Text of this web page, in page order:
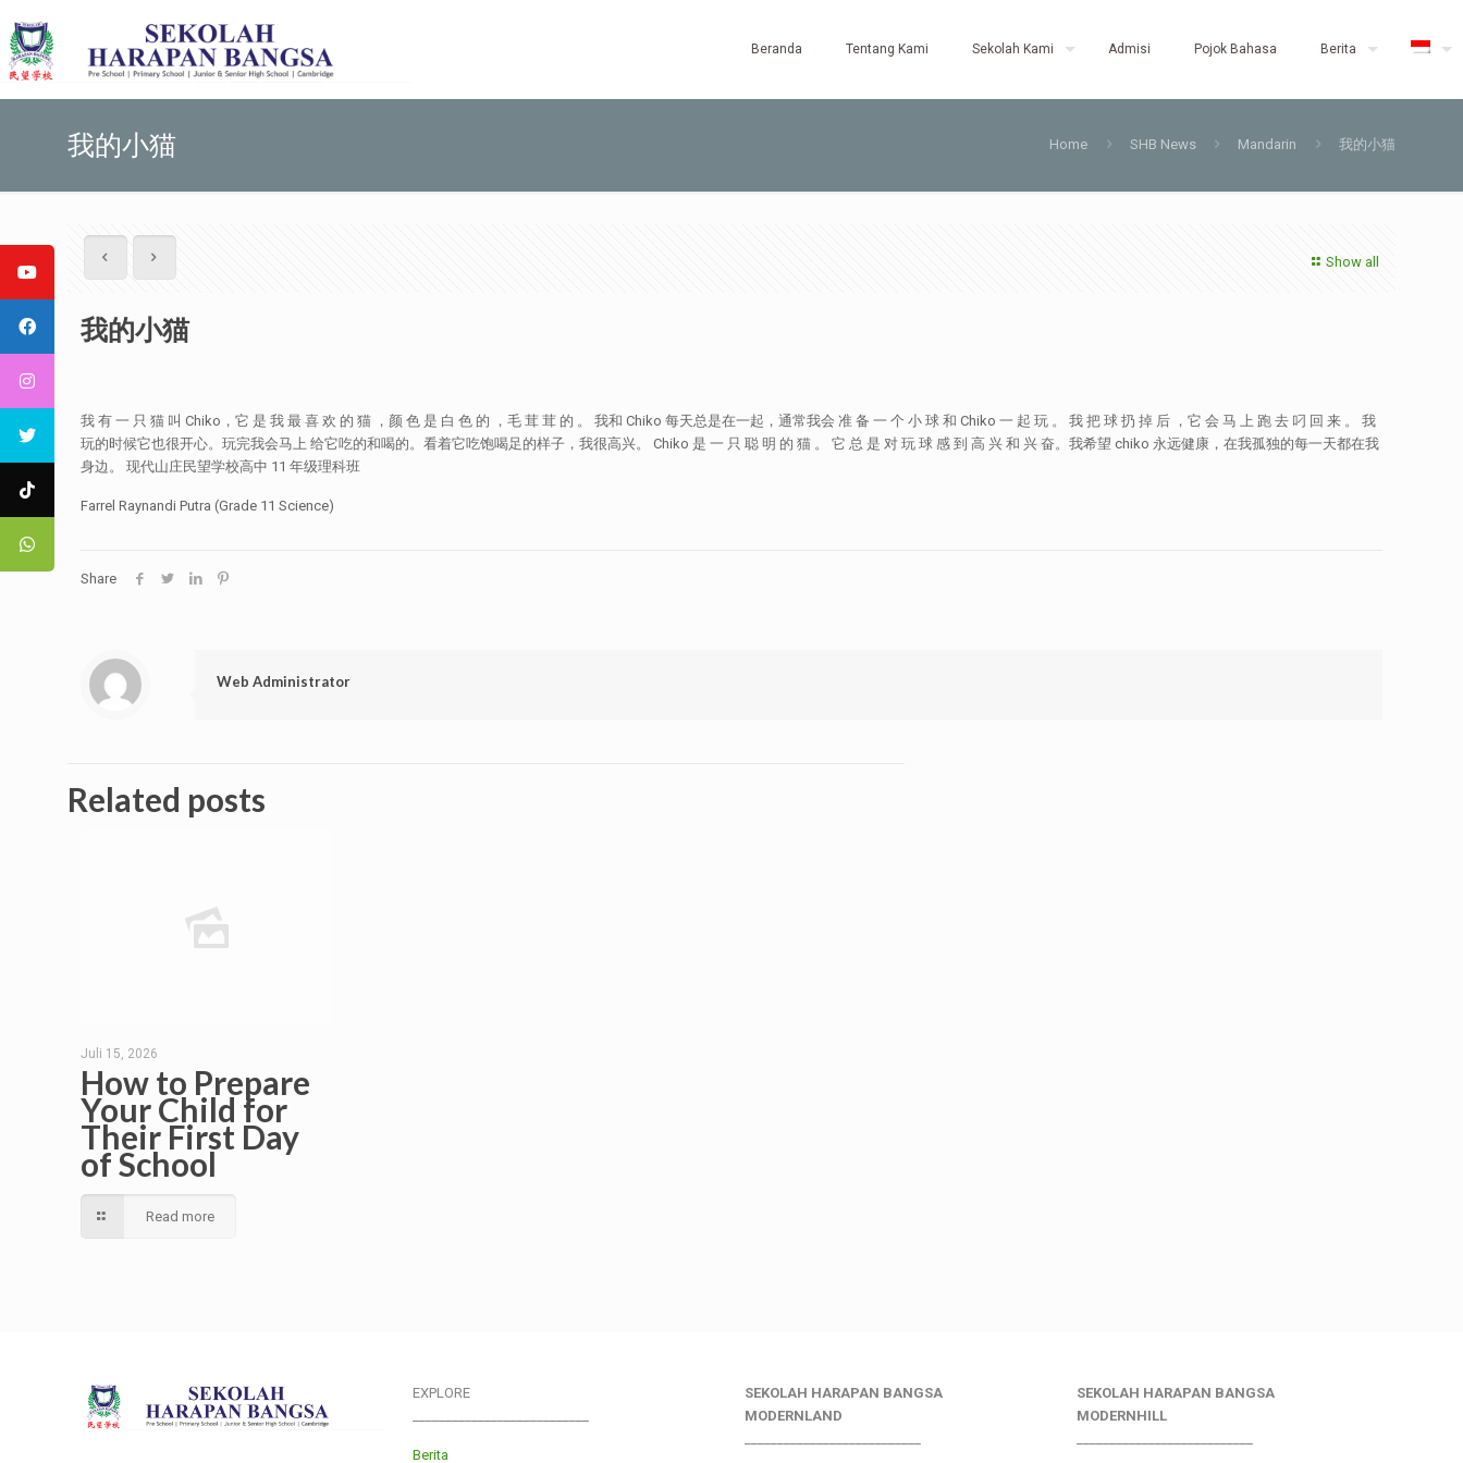
Beranda Tentang Kami Sekolah Kami Admisi Pojok Bahasa Berita
我的小猫 Home SHB News Mandarin 我的小猫
Show all
我的小猫
我 有 一 只 猫 叫 Chiko，它 是 我 最 喜 欢 的 猫 ，颜 色 是 白 色 的 ，毛 茸 茸 的 。 我和 Chiko 每天总是在一起，通常我会 准 备 一 个 小 球 和 Chiko 一 起 玩 。 我 把 球 扔 掉 后 ，它 会 马 上 跑 去 叼 回 来 。 我
玩的时候它也很开心。玩完我会马上 给它吃的和喝的。看着它吃饱喝足的样子，我很高兴。 Chiko 是 一 只 聪 明 的 猫 。 它 总 是 对 玩 球 感 到 高 兴 和 兴 奋。我希望 chiko 永远健康，在我孤独的每一天都在我
身边。 现代山庄民望学校高中 11 年级理科班
Farrel Raynandi Putra (Grade 11 Science)
Share
Web Administrator
Related posts
Juli 15, 2026
How to Prepare
Your Child for
Their First Day
of School
Read more
EXPLORE
Berita
SEKOLAH HARAPAN BANGSA
MODERNLAND
SEKOLAH HARAPAN BANGSA
MODERNHILL